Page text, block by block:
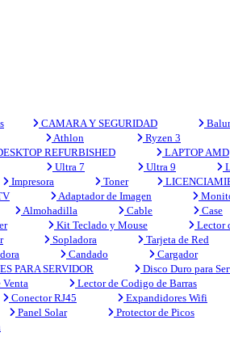
CAMARA Y SEGURIDAD
Athlon Ryzen 3
REFURBISHED LAPTOP AMD
Ultra 7 Ultra 9
Impresora Toner
Adaptador de Imagen
Almohadilla Cable Case
Kit Teclado y Mouse
Lector
Sopladora Tarjeta de Red
Candado Cargador
PARA SERVIDOR Disco Duro para
Venta Lector de Codigo de Barras
Conector RJ45 Expandidores Wifi
Panel Solar Protector de Picos